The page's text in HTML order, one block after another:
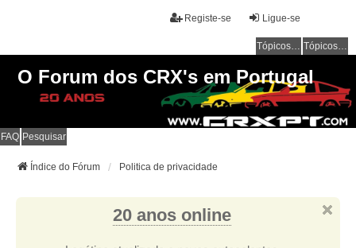
Ligue-se
Registe-se
Tópicos sem resposta Tópicos ativos
O Forum dos CRX's em Portugal
FAQ Pesquisar
Índice do Fórum Politica de privacidade
20 anos online